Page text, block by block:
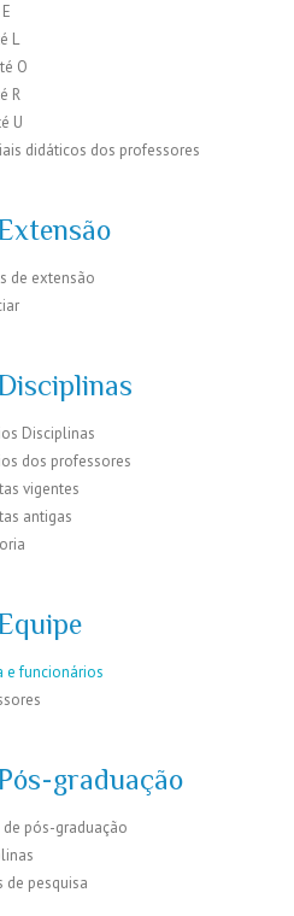
L
O
R
U
didáticos dos professores
de extensão
Disciplinas
dos professores
vigentes
antigas
e funcionários
graduação
de pós-graduação
de pesquisa